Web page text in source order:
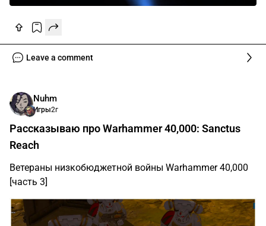
Leave a comment
Nuhm
Игры2г
Рассказываю про Warhammer 40,000: Sanctus
Reach
Ветераны низкобюджетной войны Warhammer 40,000
[часть 3]